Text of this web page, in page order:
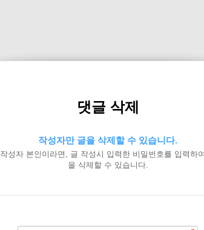
댓글 삭제
작성자만 글을 삭제할 수 있습니다.
작성자 본인이라면, 글 작성시 입력한 비밀번호를 입력하
을 삭제할 수 있습니다.